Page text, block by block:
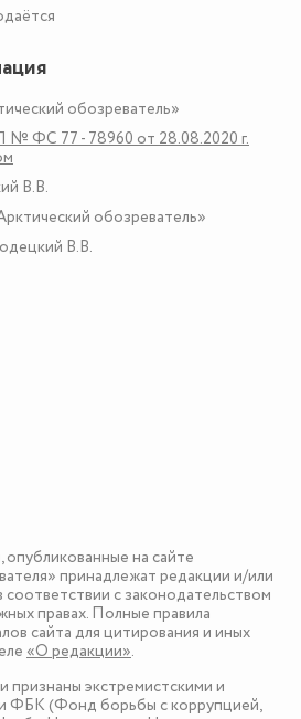
обозреватель»
№ ФС 77 - 78960 от 28.08.2020 г.
В.В.
обозреватель»
В.В.
опубликованные на сайте
принадлежат редакции и/или
с законодательством
правах. Полные правила
сайта для цитирования и иных
«О редакции».
признаны экстремистскими и
ФБК (Фонд борьбы с коррупцией,